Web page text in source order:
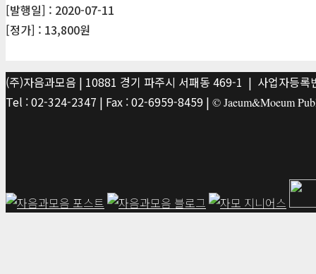
[발행일] : 2020-07-11
[정가] : 13,800원
(주)자음과모음 | 10881 경기 파주시 서패동 469-1 | 사업자등
Tel : 02-324-2347 | Fax : 02-6959-8459 | © Jaeum&Moeum